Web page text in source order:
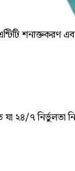
শনাক্তকরণ
যা ২৪/৭ নির্ভুলতা